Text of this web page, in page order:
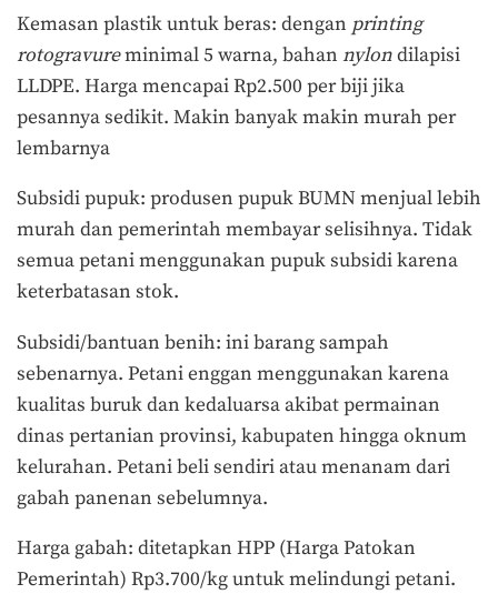
Kemasan plastik untuk beras: dengan printing
rotogravureminimal 5 warna, bahan nylondilapisi
LLDPE. Harga mencapai Rp2.500 per biji jika
pesannya sedikit. Makin banyak makin murah per
lembarnya
Subsidi pupuk: produsen pupuk BUMN menjual lebih
murah dan pemerintah membayar selisihnya. Tidak
semua petani menggunakan pupuk subsidi karena
keterbatasan stok.
Subsidi/bantuan benih: ini barang sampah
sebenarnya. Petani enggan menggunakan karena
kualitas buruk dan kedaluarsa akibat permainan
dinas pertanian provinsi, kabupaten hingga oknum
kelurahan. Petani beli sendiri atau menanam dari
gabah panenan sebelumnya.
Harga gabah: ditetapkan HPP (Harga Patokan
Pemerintah) Rp3.700/kg untuk melindungi petani.